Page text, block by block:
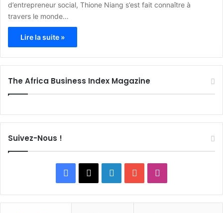
d’entrepreneur social, Thione Niang s’est fait connaître à
travers le monde…
Lire la suite »
The Africa Business Index Magazine
Suivez-Nous !
a
i
o
n